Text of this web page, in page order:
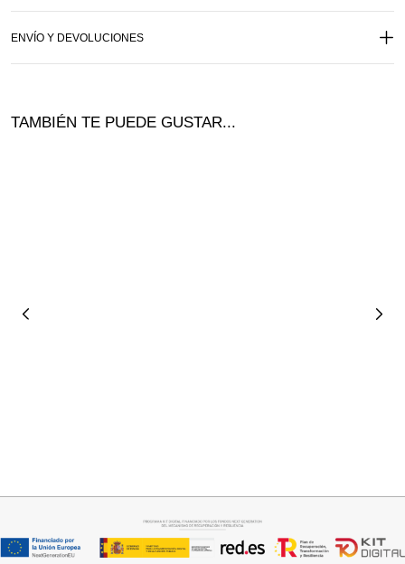
ENVÍO Y DEVOLUCIONES
TAMBIÉN TE PUEDE GUSTAR...